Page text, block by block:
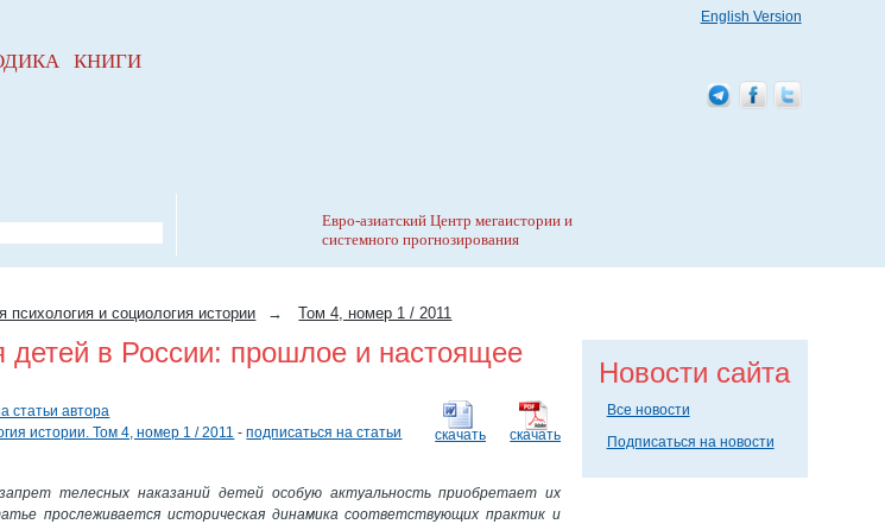
психология и социология истории → Том 4, номер 1 / 2011
детей в России: прошлое и настоящее
скачать
скачать
статьи автора
истории. Том 4, номер 1 / 2011 -подписаться на статьи
телесных наказаний детей особую актуальность приобретает их
прослеживается историческая динамика соответствующих практик и
Новости сайта
Все новости
Подписаться на новости
КНИГИ
Евро-азиатский Центр мегаистории и
системного прогнозирования
English Version